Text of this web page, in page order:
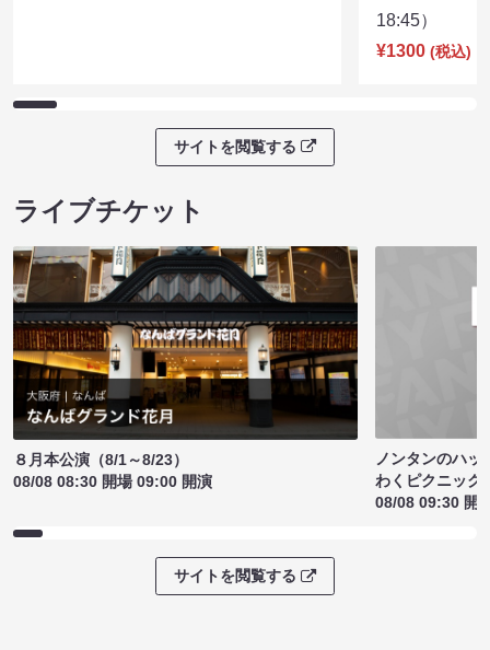
18:45）
¥1300 (税込)
サイトを閲覧する
ライブチケット
８月本公演（8/1～8/23）
08/08 08:30 開場 09:00 開演
ノンタンのハッ
わくピクニック
08/08 09:30 開
サイトを閲覧する